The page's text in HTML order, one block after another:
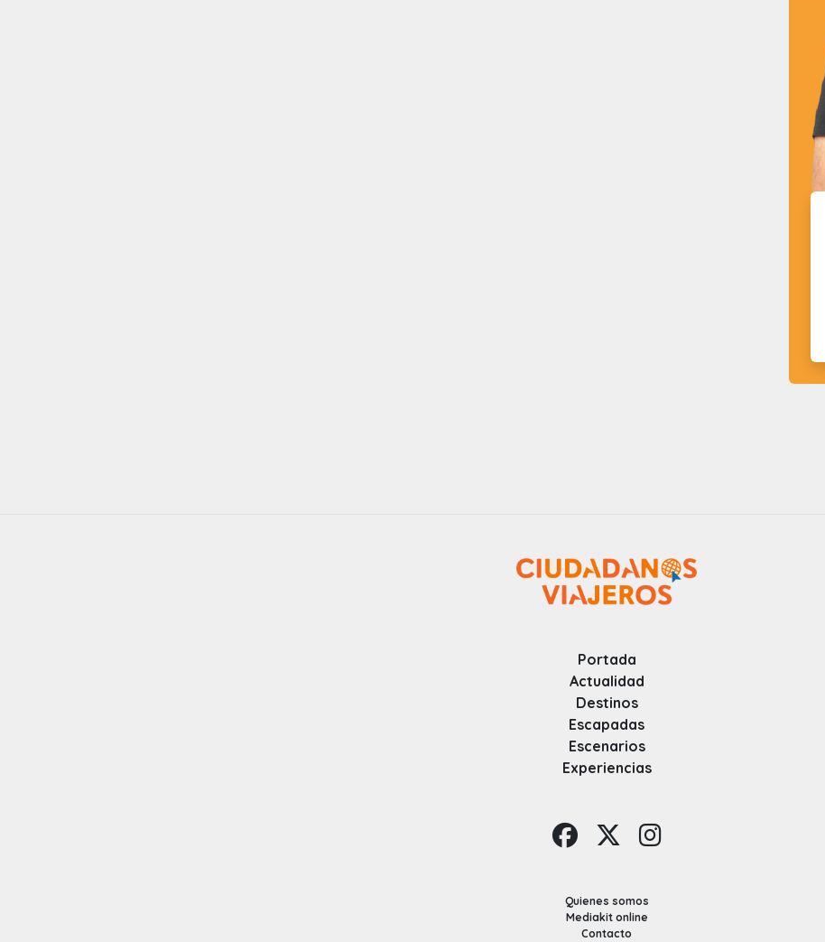
Portada
Actualidad
Destinos
Escapadas
Escenarios
Experiencias
Quienes somos
Mediakit online
Contacto